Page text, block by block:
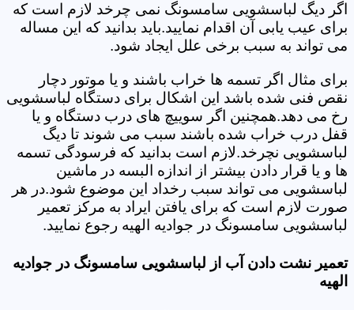
اگر دیگ لباسشویی سامسونگ نمی چرخد لازم است که
برای عیب یابی آن اقدام نمایید.باید بدانید که این مساله
می تواند به سبب برخی علل ایجاد شود.
برای مثال اگر تسمه ها خراب باشند و یا موتور دچار
نقص فنی شده باشد این اشکال برای دستگاه لباسشویی
رخ می دهد.همچنین اگر سوییچ های درب دستگاه و یا
قفل درب خراب شده باشند سبب می شوند تا دیگ
لباسشویی نچرخد.لازم است بدانید که فرسودگی تسمه
ها و یا قرار دادن بیشتر از اندازه البسه در ماشین
لباسشویی می تواند سبب رخداد این موضوع شود.در هر
صورت لازم است که برای یافتن ایراد به مرکز تعمیر
لباسشویی سامسونگ در جوادیه الهیه رجوع نمایید.
تعمیر نشت دادن آب از لباسشویی سامسونگ در جوادیه
الهیه